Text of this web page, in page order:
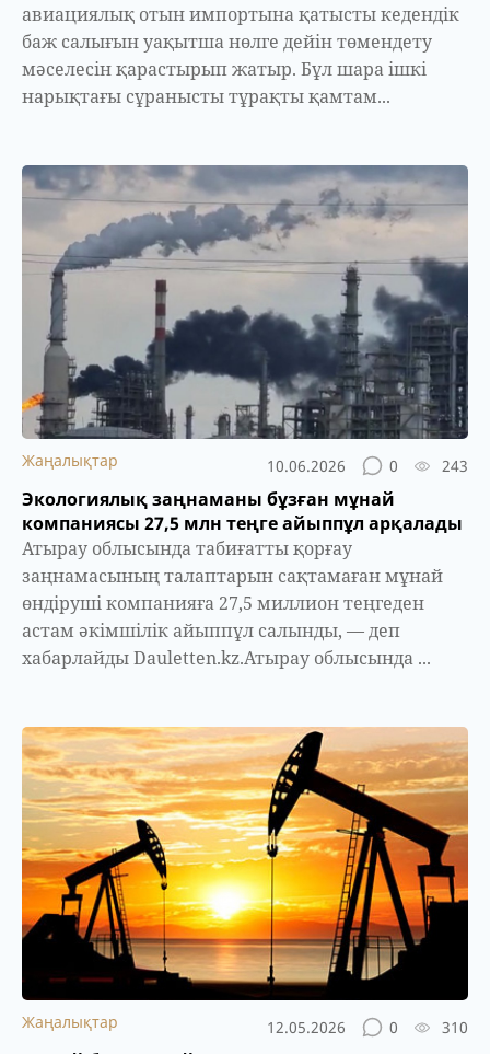
авиациялық отын импортына қатысты кедендік
баж салығын уақытша нөлге дейін төмендету
мәселесін қарастырып жатыр. Бұл шара ішкі
нарықтағы сұранысты тұрақты қамтам...
Жаңалықтар 10.06.2026 0 243
Экологиялық заңнаманы бұзған мұнай
компаниясы 27,5 млн теңге айыппұл арқалады
Атырау облысында табиғатты қорғау
заңнамасының талаптарын сақтамаған мұнай
өндіруші компанияға 27,5 миллион теңгеден
астам әкімшілік айыппұл салынды, — деп
хабарлайды Dauletten.kz.Атырау облысында ...
Жаңалықтар 12.05.2026 0 310